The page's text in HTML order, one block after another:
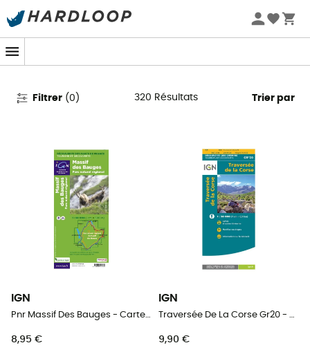
Promos d'été 🔥 -5 % EXTRA dès 2 produits* code Summer5
Cartes de randonnée
Filtrer (0 ) 320 Résultats Trier par
IGN
Pnr Massif Des Bauges - Carte topographique
8,95 €
IGN
Traversée De La Corse Gr20 - Carte topographique
9,90 €